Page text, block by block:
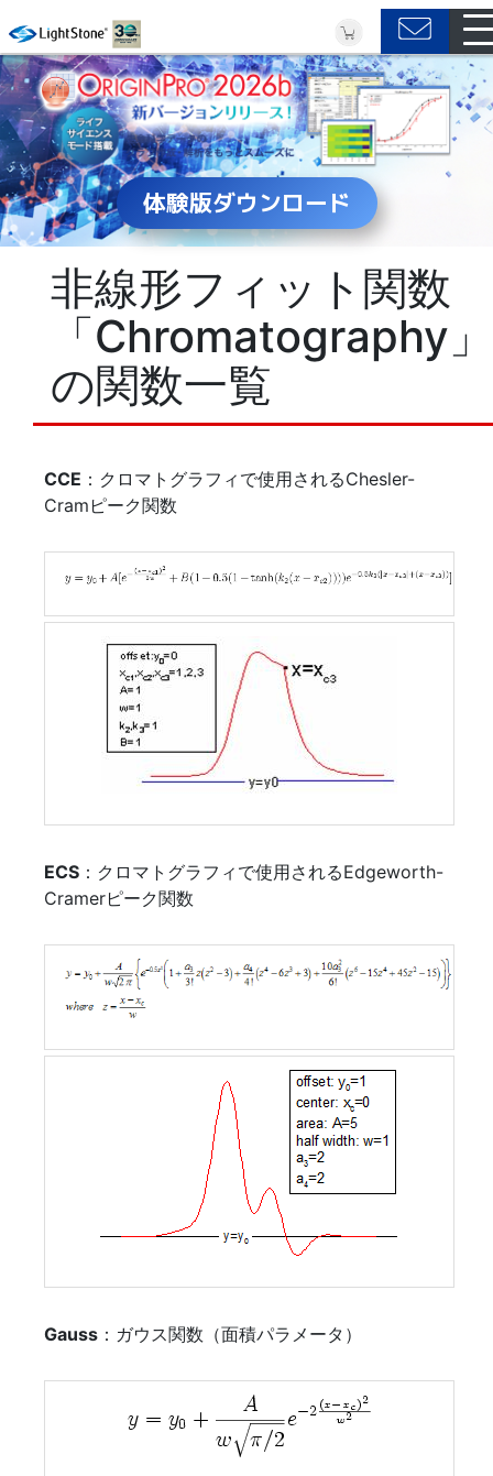
体験版ダウンロード
非線形フィット関数
「Chromatography」
の関数一覧
CCE ：クロマトグラフィで使用されるChesler-
Cramピーク関数
ECS ：クロマトグラフィで使用されるEdgeworth-
Cramerピーク関数
Gauss ：ガウス関数（面積パラメータ）